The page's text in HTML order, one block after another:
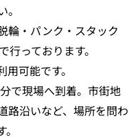
輪・パンク・スタック
っております。
可能です。
で現場へ到着。市街地
路沿いなど、場所を問わ